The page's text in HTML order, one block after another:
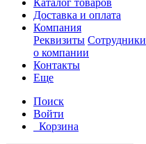
Каталог товаров
Доставка и оплата
Компания
Реквизиты Сотрудники
о компании
Контакты
Еще
Поиск
Войти
Корзина